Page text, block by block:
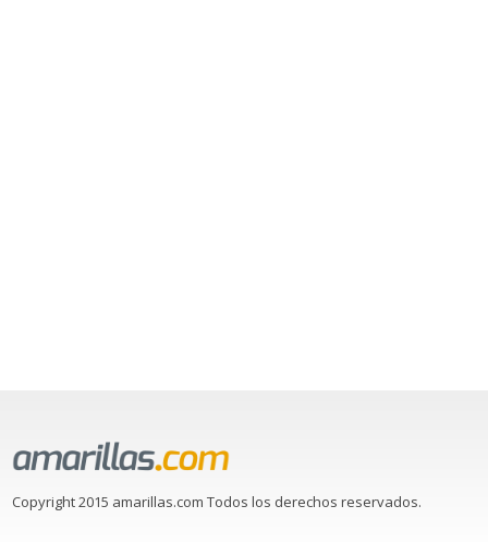
Copyright 2015 amarillas.com Todos los derechos reservados.